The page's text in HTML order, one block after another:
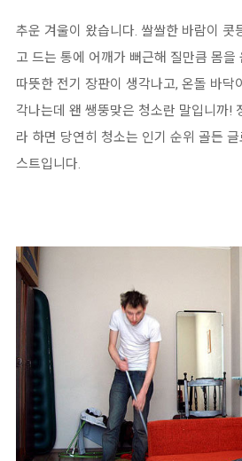
추운 겨울이 왔습니다. 쌀쌀한 바람이 콧
고 드는 통에 어깨가 뻐근해 질만큼 몸을
따뜻한 전기 장판이 생각나고, 온돌 바닥
각나는데 왠 쌩뚱맞은 청소란 말입니까!
라 하면 당연히 청소는 인기 순위 골든 글
스트입니다.